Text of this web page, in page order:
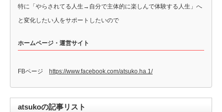
特に「やらされてる人生→自分で主体的に楽しんで体験する人生」へ
と変化したい人をサポートしたいので
ホームページ・運営サイト
FBページ https://www.facebook.com/atsuko.ha.1/
atsukoの記事リスト